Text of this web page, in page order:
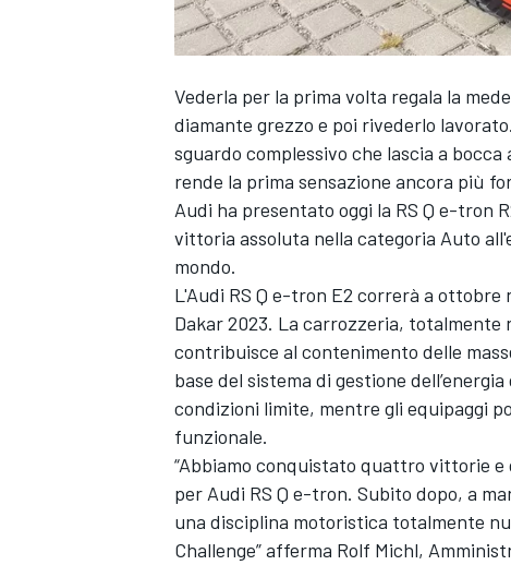
MONOPOSTO
Vederla per la prima volta regala la
diamante grezzo e poi rivederlo
sguardo complessivo che lascia a
rende la prima sensazione ancora più
Audi ha presentato oggi la RS Q e-tron
vittoria assoluta nella categoria Auto
mondo.
L'Audi RS Q e-tron E2 correrà a ottobre
Dakar 2023. La carrozzeria,
contribuisce al contenimento delle
base del sistema di gestione
condizioni limite, mentre gli equipaggi
funzionale.
“Abbiamo conquistato quattro vittorie e
per Audi RS Q e-tron. Subito dopo, a
una disciplina motoristica totalmente
Challenge” afferma Rolf Michl,